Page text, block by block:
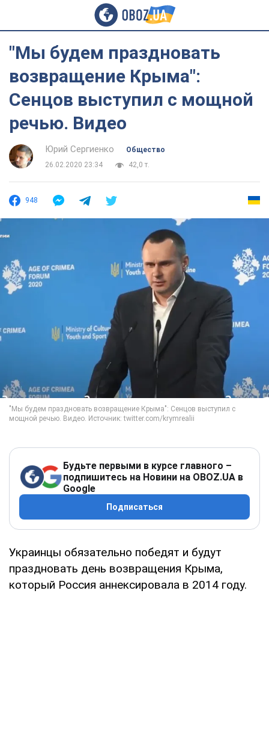
"Мы будем праздновать
возвращение Крыма":
Сенцов выступил с мощной
речью. Видео
Юрий Сергиенко
Общество
26.02.2020 23:34
42,0 т.
948
Будьте первыми в курсе главного –
подпишитесь на Новини на OBOZ.UA в
Google
Подписаться
Украинцы обязательно победят и будут
праздновать день возвращения Крыма,
который Россия аннексировала в 2014 году.